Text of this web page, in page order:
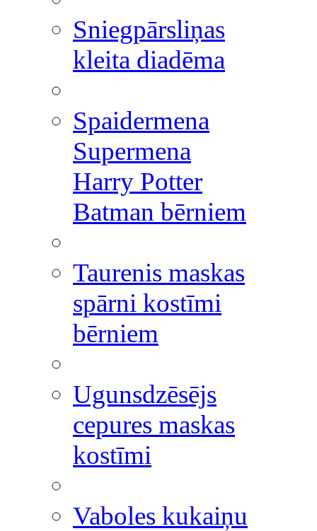
Sniegpārsliņas
kleita diadēma
Spaidermena
Supermena
Harry Potter
Batman bērniem
Taurenis maskas
spārni kostīmi
bērniem
Ugunsdzēsējs
cepures maskas
kostīmi
Vaboles kukaiņu